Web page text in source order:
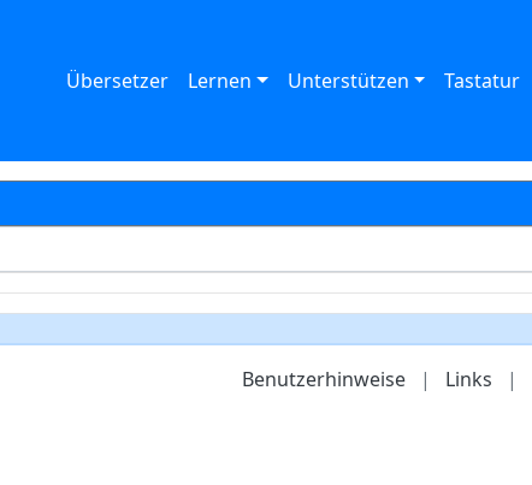
Übersetzer Lernen Unterstützen Tastatur
Benutzerhinweise | Links |